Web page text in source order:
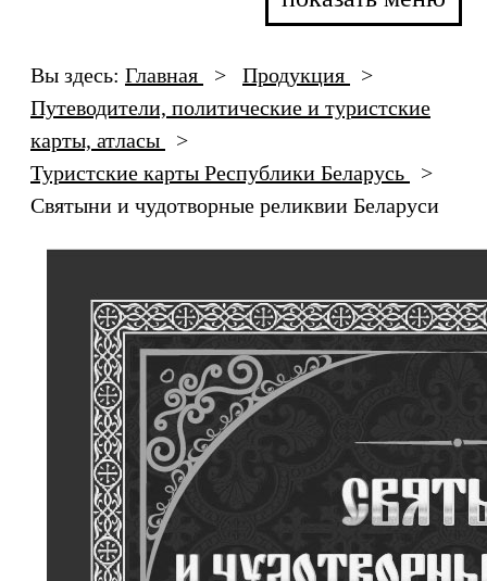
Вы здесь: Главная > Продукция
>
Путеводители, политические и туристские
карты, атласы
>
Туристские карты Республики Беларусь
>
Святыни и чудотворные реликвии Беларуси